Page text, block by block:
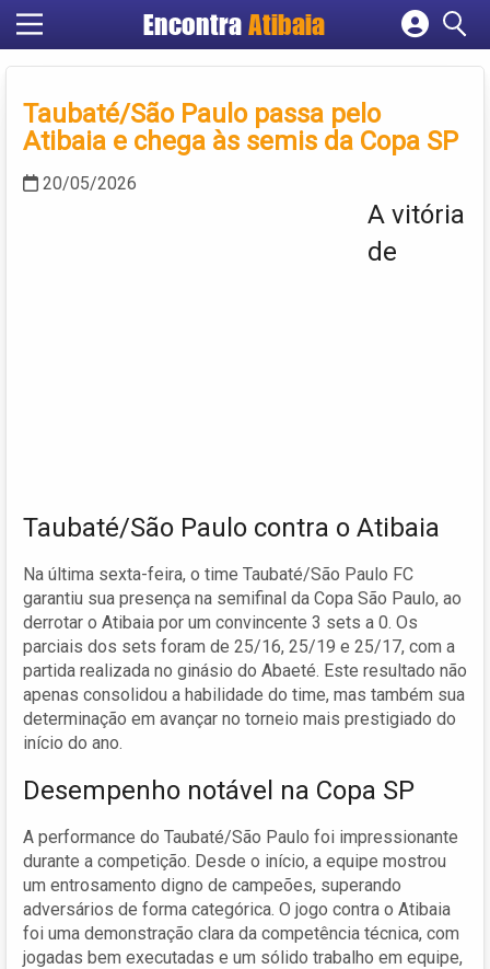
Encontra Atibaia
Cadastrar empresa
Criar conta
Taubaté/São Paulo passa pelo
Atibaia e chega às semis da Copa SP
20/05/2026
A vitória
de
Taubaté/São Paulo contra o Atibaia
Na última sexta-feira, o time Taubaté/São Paulo FC
garantiu sua presença na semifinal da Copa São Paulo, ao
derrotar o Atibaia por um convincente 3 sets a 0. Os
parciais dos sets foram de 25/16, 25/19 e 25/17, com a
partida realizada no ginásio do Abaeté. Este resultado não
apenas consolidou a habilidade do time, mas também sua
determinação em avançar no torneio mais prestigiado do
início do ano.
Desempenho notável na Copa SP
A performance do Taubaté/São Paulo foi impressionante
durante a competição. Desde o início, a equipe mostrou
um entrosamento digno de campeões, superando
adversários de forma categórica. O jogo contra o Atibaia
foi uma demonstração clara da competência técnica, com
jogadas bem executadas e um sólido trabalho em equipe,